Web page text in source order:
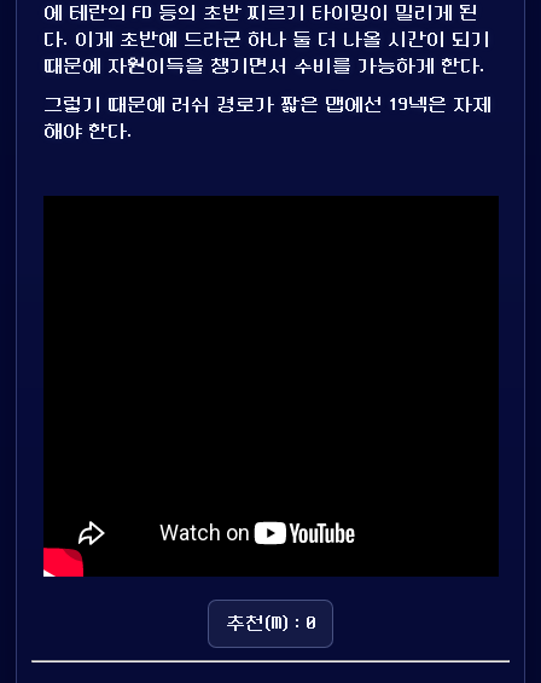
에 테란의 FD 등의 초반 찌르기 타이밍이 밀리게 된
다. 이게 초반에 드라군 하나 둘 더 나올 시간이 되기
때문에 자원이득을 챙기면서 수비를 가능하게 한다.
그렇기 때문에 러쉬 경로가 짧은 맵에선 19넥은 자제
해야 한다.
추천(M) : 0